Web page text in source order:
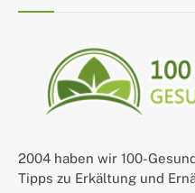
2004 haben wir 100-
Tipps zu Erkältung und